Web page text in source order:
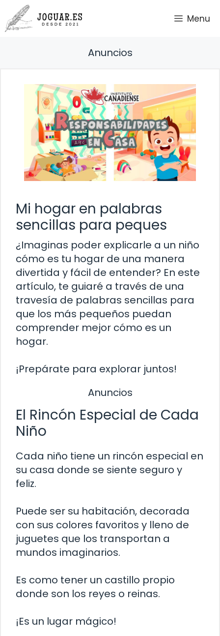
Saltar
al
contenido
Menu
Anuncios
Mi hogar en palabras
sencillas para peques
¿Imaginas poder explicarle a un niño
cómo es tu hogar de una manera
divertida y fácil de entender? En este
artículo, te guiaré a través de una
travesía de palabras sencillas para
que los más pequeños puedan
comprender mejor cómo es un
hogar.
¡Prepárate para explorar juntos!
Anuncios
El Rincón Especial de Cada
Niño
Cada niño tiene un rincón especial en
su casa donde se siente seguro y
feliz.
Puede ser su habitación, decorada
con sus colores favoritos y lleno de
juguetes que los transportan a
mundos imaginarios.
Es como tener un castillo propio
donde son los reyes o reinas.
¡Es un lugar mágico!